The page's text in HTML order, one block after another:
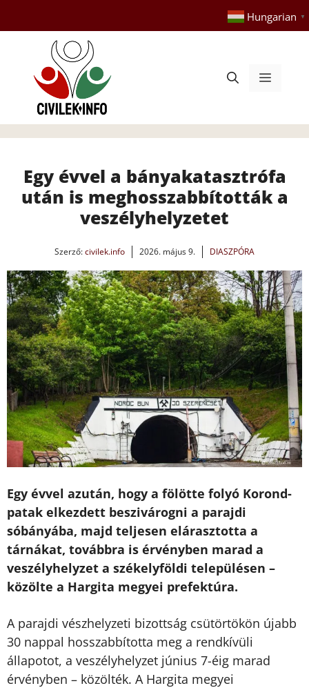
tartalomba
Hungarian ▼
Menü
Egy évvel a bányakatasztrófa
után is meghosszabbították a
veszélyhelyzetet
Szerző:civilek.info 2026. május 9. DIASZPÓRA
Egy évvel azután, hogy a fölötte folyó Korond-
patak elkezdett beszivárogni a parajdi
sóbányába, majd teljesen elárasztotta a
tárnákat, továbbra is érvényben marad a
veszélyhelyzet a székelyföldi településen –
közölte a Hargita megyei prefektúra.
A parajdi vészhelyzeti bizottság csütörtökön újabb
30 nappal hosszabbította meg a rendkívüli
állapotot, a veszélyhelyzet június 7-éig marad
érvényben – közölték. A Hargita megyei